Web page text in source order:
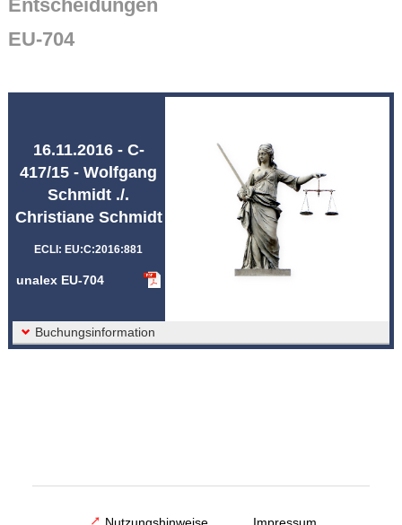
Normtexte
Rechtsprechung
Entscheidungen
EU-704
16.11.2016 - C-
417/15 - Wolfgang
Schmidt ./.
Christiane Schmidt
ECLI: EU:C:2016:881
unalex EU-704
Buchungsinformation
Nutzungshinweise Impressum